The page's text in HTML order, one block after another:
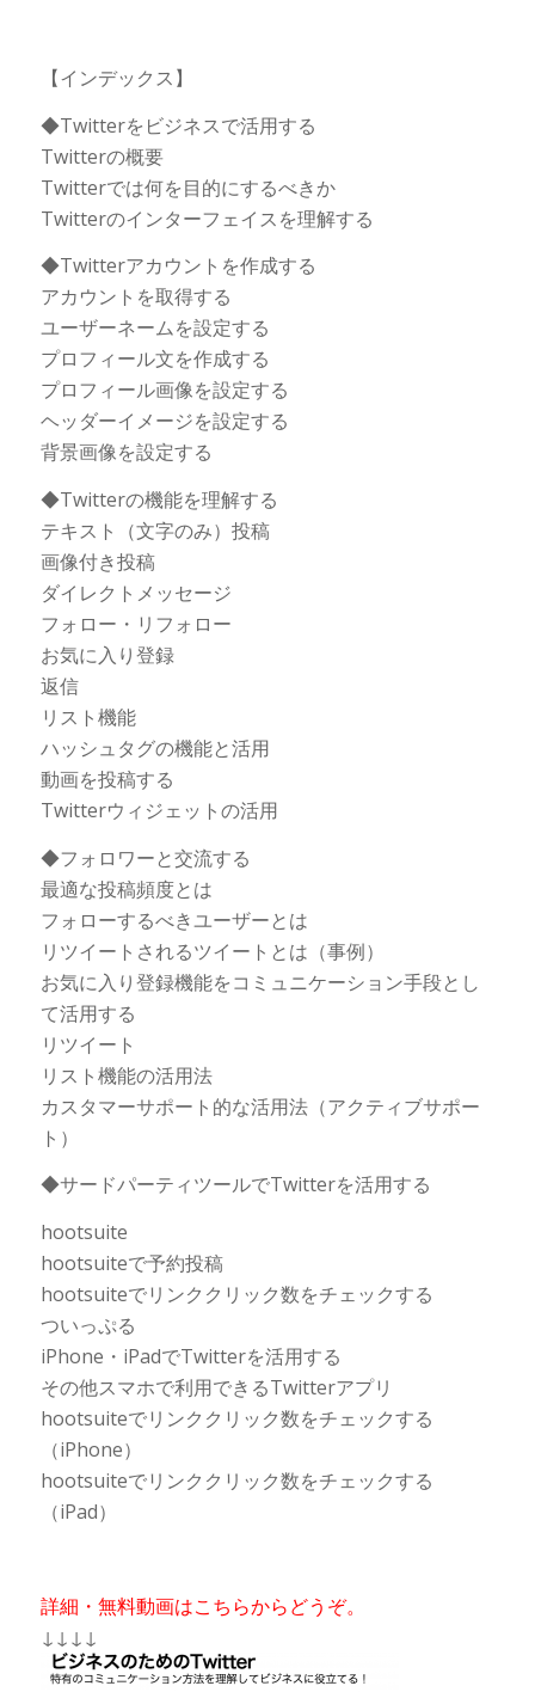
【インデックス】
◆Twitterをビジネスで活用する
Twitterの概要
Twitterでは何を目的にするべきか
Twitterのインターフェイスを理解する
◆Twitterアカウントを作成する
アカウントを取得する
ユーザーネームを設定する
プロフィール文を作成する
プロフィール画像を設定する
ヘッダーイメージを設定する
背景画像を設定する
◆Twitterの機能を理解する
テキスト（文字のみ）投稿
画像付き投稿
ダイレクトメッセージ
フォロー・リフォロー
お気に入り登録
返信
リスト機能
ハッシュタグの機能と活用
動画を投稿する
Twitterウィジェットの活用
◆フォロワーと交流する
最適な投稿頻度とは
フォローするべきユーザーとは
リツイートされるツイートとは（事例）
お気に入り登録機能をコミュニケーション手段とし
て活用する
リツイート
リスト機能の活用法
カスタマーサポート的な活用法（アクティブサポー
ト）
◆サードパーティツールでTwitterを活用する
hootsuite
hootsuiteで予約投稿
hootsuiteでリンククリック数をチェックする
ついっぷる
iPhone・iPadでTwitterを活用する
その他スマホで利用できるTwitterアプリ
hootsuiteでリンククリック数をチェックする
（iPhone）
hootsuiteでリンククリック数をチェックする
（iPad）
詳細・無料動画はこちらからどうぞ。
↓↓↓↓